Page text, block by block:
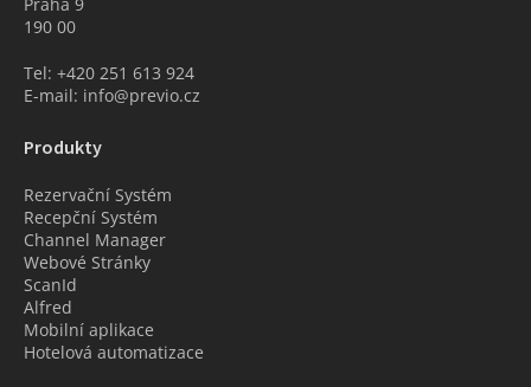
190 00
Tel: +420 251 613 924
E-mail: info@previo.cz
Produkty
Rezervační Systém
Recepční Systém
Channel Manager
Webové Stránky
ScanId
Alfred
Mobilní aplikace
Hotelová automatizace